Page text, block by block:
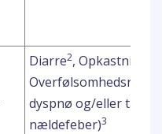
Diarre2, Opkastning
dyspnø og/eller
nældefeber)3